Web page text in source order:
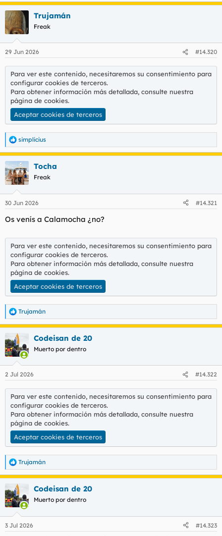
a
c
c
i
e
Trujamán
Freak
29 Jun 2026 #14.320
Para ver este contenido, necesitaremos su consentimiento para
configurar cookies de terceros.
Para obtener información más detallada, consulte nuestra
página de cookies.
Aceptar cookies de terceros
R
e
a
c
c
i
e
:
simplicius
Tocha
Freak
30 Jun 2026 #14.321
Os venís a Calamocha ¿no?
Para ver este contenido, necesitaremos su consentimiento para
configurar cookies de terceros.
Para obtener información más detallada, consulte nuestra
página de cookies.
Aceptar cookies de terceros
R
e
a
c
c
i
e
Trujamán
Codeisan de 20
Muerto por dentro
2 Jul 2026 #14.322
Para ver este contenido, necesitaremos su consentimiento para
configurar cookies de terceros.
Para obtener información más detallada, consulte nuestra
página de cookies.
Aceptar cookies de terceros
R
e
a
c
c
i
e
Trujamán
Codeisan de 20
Muerto por dentro
3 Jul 2026 #14.323